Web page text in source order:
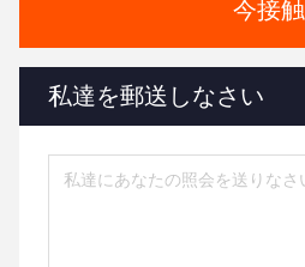
今接触
私達を郵送しなさい